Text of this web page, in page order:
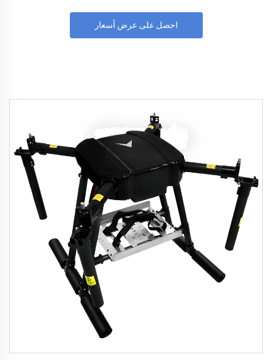
احصل على عرض أسعار